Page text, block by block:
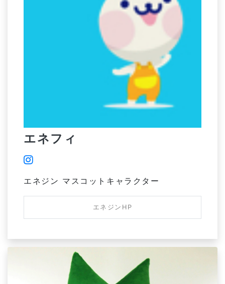
エネフィ
エネジン マスコットキャラクター
エネジンHP